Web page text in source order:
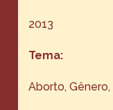
2013
Tema:
Aborto, Gênero,